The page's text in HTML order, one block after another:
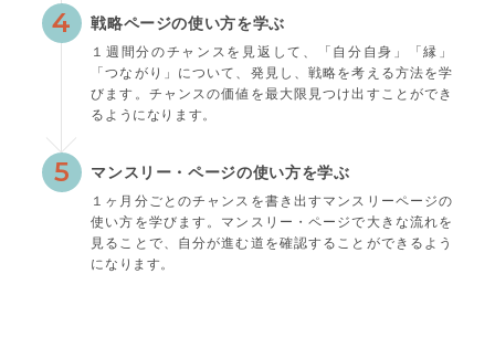
4 戦略ページの使い方を学ぶ
１週間分のチャンスを見返して、「自分自身」「縁」
「つながり」について、発見し、戦略を考える方法を学
びます。チャンスの価値を最大限見つけ出すことができ
るようになります。
5 マンスリー・ページの使い方を学ぶ
１ヶ月分ごとのチャンスを書き出すマンスリーページの
使い方を学びます。マンスリー・ページで大きな流れを
見ることで、自分が進む道を確認することができるよう
になります。